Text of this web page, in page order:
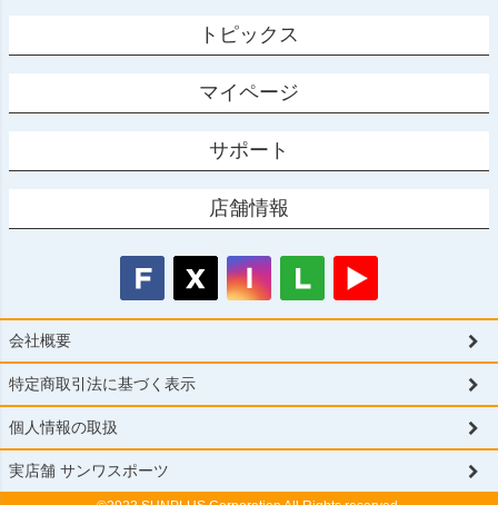
トピックス
マイページ
サポート
店舗情報
会社概要
特定商取引法に基づく表示
個人情報の取扱
実店舗 サンワスポーツ